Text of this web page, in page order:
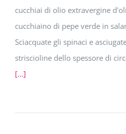
cucchiai di olio extravergine
cucchiaino di pepe verde in
Sciacquate gli spinaci e
striscioline dello spessore di
[...]